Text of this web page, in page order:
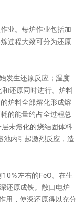
业。每炉作业包括加
过程大致可分为还原
发生还原反应；温度
还原同时进行。炉料
炉料全部熔化形成熔
的能量约占全过程总
未熔化的烧结固体料
池内引起激烈反应，造
％左右的FeO。在生
还原成铁。敞口电炉
用，使深还原得以充分